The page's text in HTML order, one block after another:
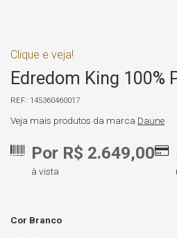
Clique e veja!
Edredom King 100%
145360460017
Veja mais produtos da marca Daune
Por R$ 2.649,00
à vista
Cor Branco